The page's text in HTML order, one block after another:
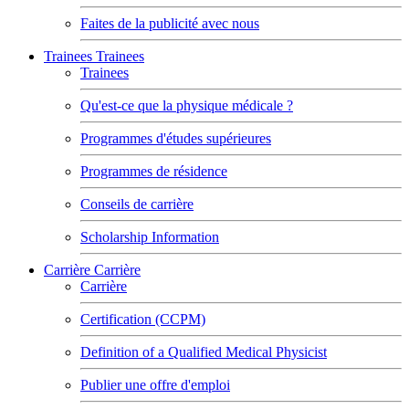
Faites de la publicité avec nous
Trainees Trainees
Trainees
Qu'est-ce que la physique médicale ?
Programmes d'études supérieures
Programmes de résidence
Conseils de carrière
Scholarship Information
Carrière Carrière
Carrière
Certification (CCPM)
Definition of a Qualified Medical Physicist
Publier une offre d'emploi